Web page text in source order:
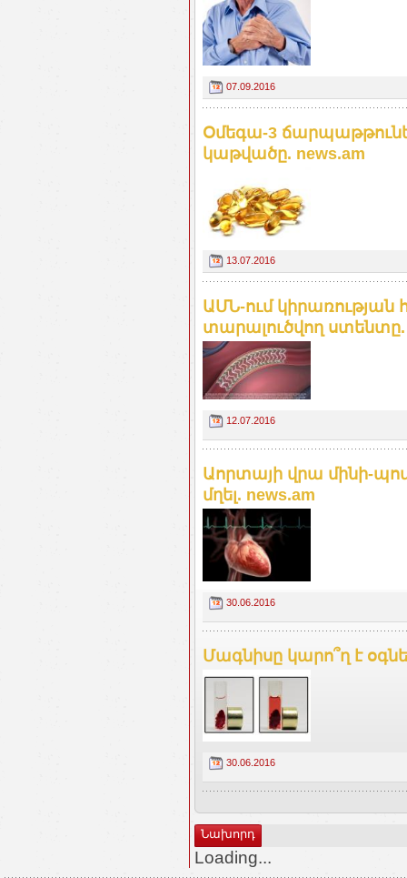
07.09.2016
Օմեգա-3
կաթվածը. news.am
13.07.2016
ԱՄՆ-ում
տարալուծվող ստենտը.
12.07.2016
Աորտայի վրա մինի-
մղել. news.am
30.06.2016
Մագնիսը կարո՞ղ է
30.06.2016
Նախորդ
Loading...